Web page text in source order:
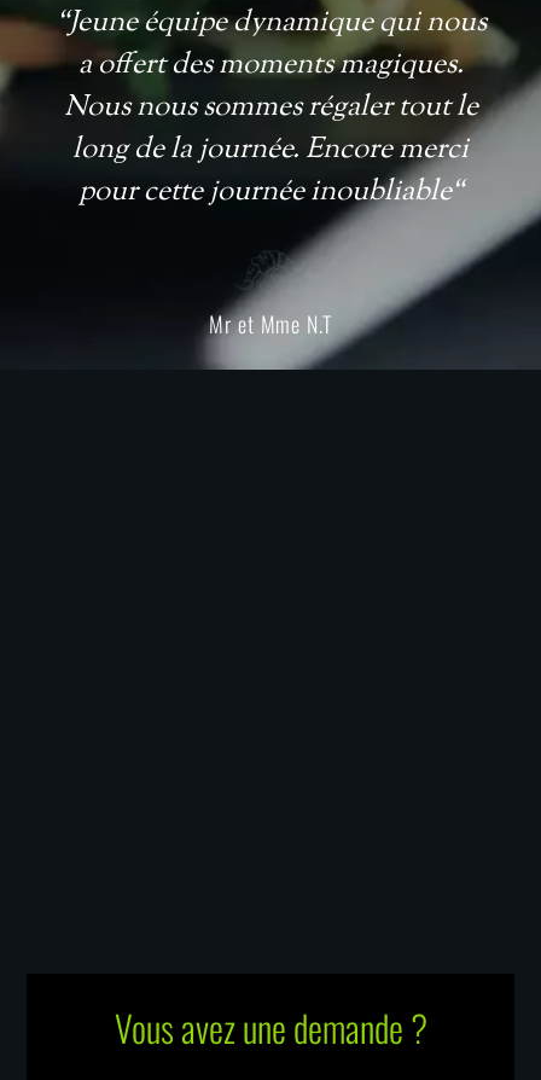
“Jeune équipe dynamique qui nous
a offert des moments magiques.
Nous nous sommes régaler tout le
long de la journée. Encore merci
pour cette journée inoubliable“
Mr et Mme N.T
Vous avez une demande ?